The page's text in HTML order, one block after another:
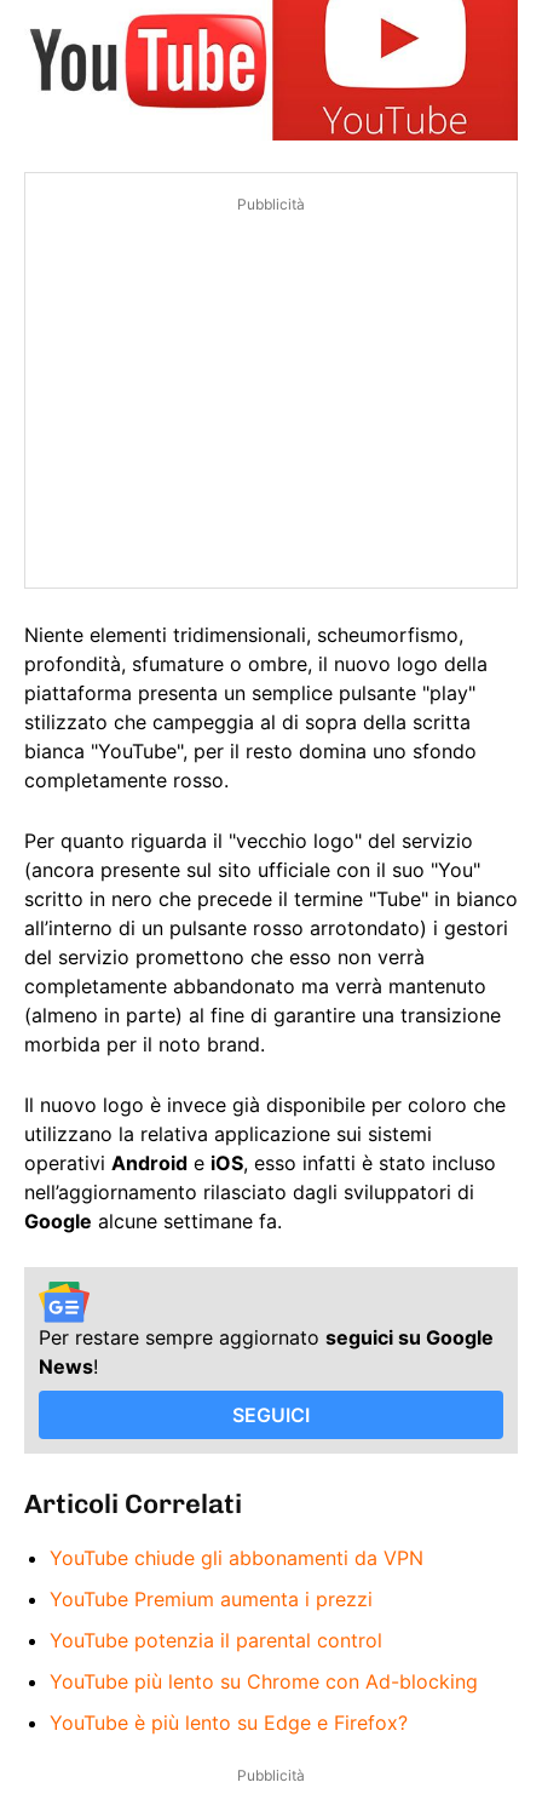
Pubblicità
Niente elementi tridimensionali, scheumorfismo,
profondità, sfumature o ombre, il nuovo logo della
piattaforma presenta un semplice pulsante "play"
stilizzato che campeggia al di sopra della scritta
bianca "YouTube", per il resto domina uno sfondo
completamente rosso.
Per quanto riguarda il "vecchio logo" del servizio
(ancora presente sul sito ufficiale con il suo "You"
scritto in nero che precede il termine "Tube" in bianco
all’interno di un pulsante rosso arrotondato) i gestori
del servizio promettono che esso non verrà
completamente abbandonato ma verrà mantenuto
(almeno in parte) al fine di garantire una transizione
morbida per il noto brand.
Il nuovo logo è invece già disponibile per coloro che
utilizzano la relativa applicazione sui sistemi
operativi Android e iOS, esso infatti è stato incluso
nell’aggiornamento rilasciato dagli sviluppatori di
Google alcune settimane fa.
Per restare sempre aggiornato seguici su Google
News!
SEGUICI
Articoli Correlati
YouTube chiude gli abbonamenti da VPN
YouTube Premium aumenta i prezzi
YouTube potenzia il parental control
YouTube più lento su Chrome con Ad-blocking
YouTube è più lento su Edge e Firefox?
Pubblicità